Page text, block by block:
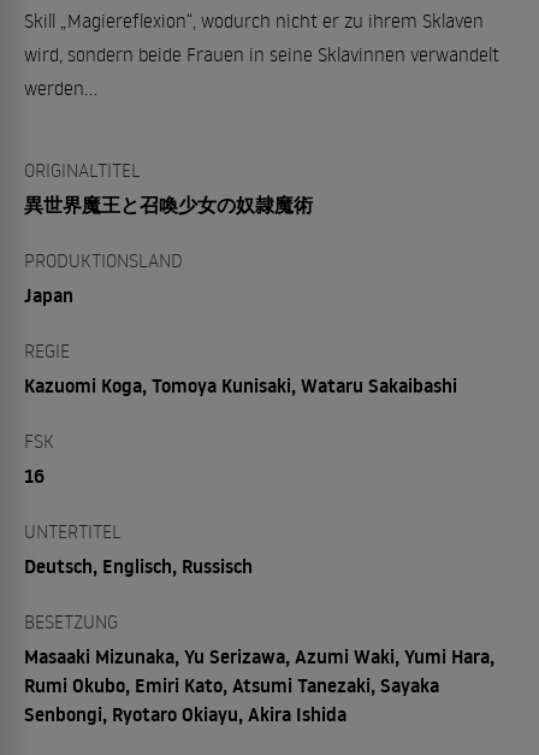
Skill „Magiereflexion“, wodurch nicht er zu ihrem Sklaven
wird, sondern beide Frauen in seine Sklavinnen verwandelt
werden...
ORIGINALTITEL
異世界魔王と召喚少女の奴隷魔術
PRODUKTIONSLAND
Japan
REGIE
Kazuomi Koga, Tomoya Kunisaki, Wataru Sakaibashi
FSK
16
UNTERTITEL
Deutsch, Englisch, Russisch
BESETZUNG
Masaaki Mizunaka, Yu Serizawa, Azumi Waki, Yumi Hara,
Rumi Okubo, Emiri Kato, Atsumi Tanezaki, Sayaka
Senbongi, Ryotaro Okiayu, Akira Ishida